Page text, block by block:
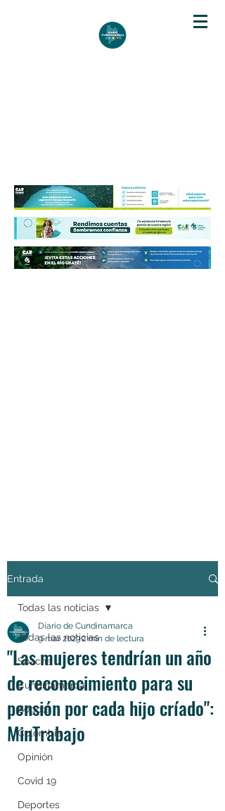
Entrada
Todas las noticias
Soacha
Cundinamarca
Bogotá
Colombia
Opinión
Covid 19
Deportes
Todas las noticias
"Las mujeres tendrían un año
de reconocimiento para su
pensión por cada hijo críado":
MinTrabajo
Diario de Cundinamarca
9 mar 20232 min de lectura